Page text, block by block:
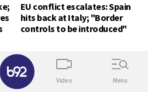
EU conflict escalates: Spain
hits back at Italy; "Border
controls to be introduced"
TO BELGRADE
dinner in honor of Zelensky: The
Video Menu
✕